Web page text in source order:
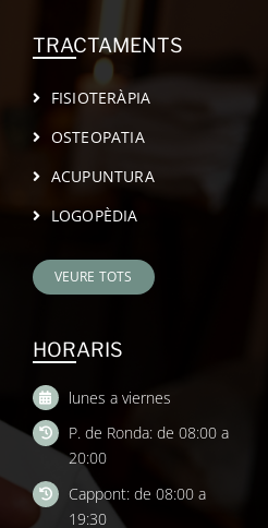
TRACTAMENTS
FISIOTERÀPIA
OSTEOPATIA
ACUPUNTURA
LOGOPÈDIA
VEURE TOTS
HORARIS
lunes a viernes
P. de Ronda: de 08:00 a
20:00
Cappont: de 08:00 a
19:30